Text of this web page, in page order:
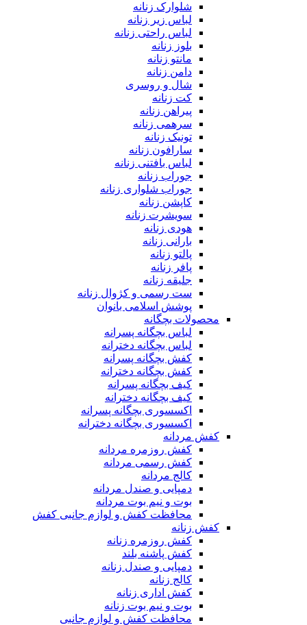
شلوارک زنانه
لباس زیر زنانه
لباس راحتی زنانه
بلوز زنانه
مانتو زنانه
دامن زنانه
شال و روسری
کت زنانه
پیراهن زنانه
سرهمی زنانه
تونیک زنانه
سارافون زنانه
لباس بافتنی زنانه
جوراب زنانه
جوراب شلواری زنانه
کاپشن زنانه
سویشرت زنانه
هودی زنانه
بارانی زنانه
پالتو زنانه
پافر زنانه
جلیقه زنانه
ست رسمی و کژوال زنانه
پوشش اسلامی بانوان
محصولات بچگانه
لباس بچگانه پسرانه
لباس بچگانه دخترانه
کفش بچگانه پسرانه
کفش بچگانه دخترانه
کیف بچگانه پسرانه
کیف بچگانه دخترانه
اکسسوری بچگانه پسرانه
اکسسوری بچگانه دخترانه
کفش مردانه
کفش روزمره مردانه
کفش رسمی مردانه
کالج مردانه
دمپایی و صندل مردانه
بوت و نیم بوت مردانه
محافظت کفش و لوازم جانبی کفش
کفش زنانه
کفش روزمره زنانه
کفش پاشنه بلند
دمپایی و صندل زنانه
کالج زنانه
کفش اداری زنانه
بوت و نیم بوت زنانه
محافظت کفش و لوازم جانبی